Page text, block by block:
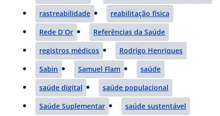
rastreabilidade
reabilitação física
Rede D´Or
Referências da Saúde
registros médicos
Rodrigo Henriques
Sabin
Samuel Flam
saúde
saúde digital
saúde populacional
Saúde Suplementar
saúde sustentável